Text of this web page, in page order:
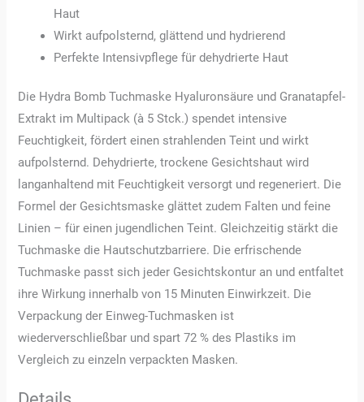
Haut
Wirkt aufpolsternd, glättend und hydrierend
Perfekte Intensivpflege für dehydrierte Haut
Die Hydra Bomb Tuchmaske Hyaluronsäure und Granatapfel-
Extrakt im Multipack (à 5 Stck.) spendet intensive
Feuchtigkeit, fördert einen strahlenden Teint und wirkt
aufpolsternd. Dehydrierte, trockene Gesichtshaut wird
langanhaltend mit Feuchtigkeit versorgt und regeneriert. Die
Formel der Gesichtsmaske glättet zudem Falten und feine
Linien – für einen jugendlichen Teint. Gleichzeitig stärkt die
Tuchmaske die Hautschutzbarriere. Die erfrischende
Tuchmaske passt sich jeder Gesichtskontur an und entfaltet
ihre Wirkung innerhalb von 15 Minuten Einwirkzeit. Die
Verpackung der Einweg-Tuchmasken ist
wiederverschließbar und spart 72 % des Plastiks im
Vergleich zu einzeln verpackten Masken.